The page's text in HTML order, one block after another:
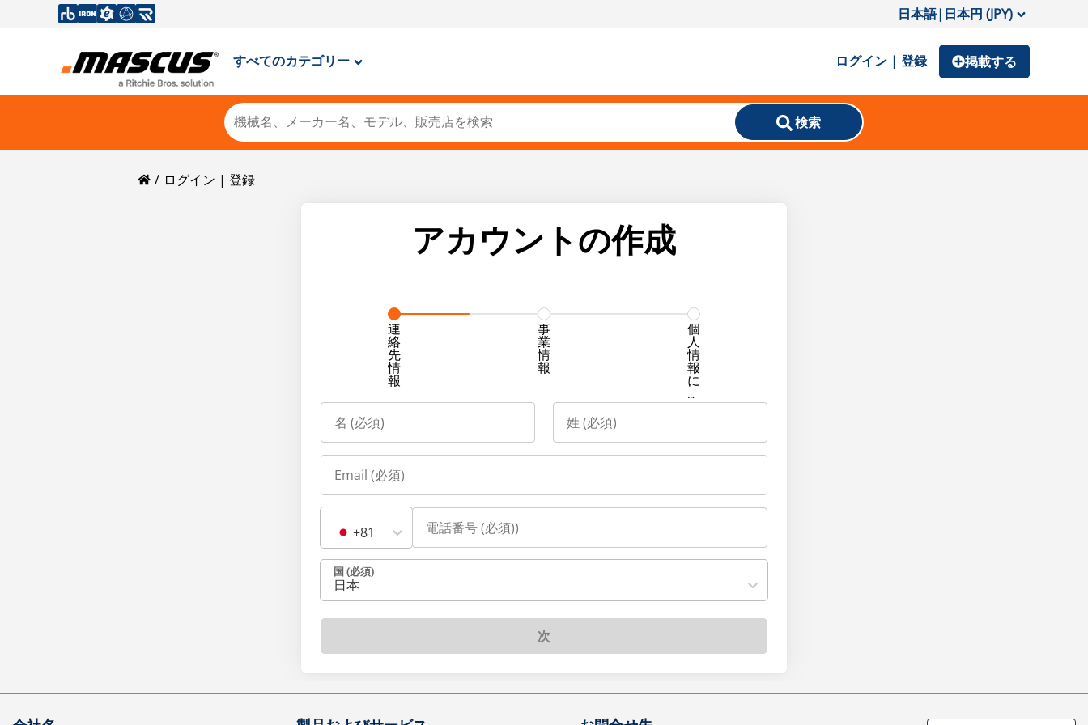
日本語| 日本円 (JPY)
すべてのカテゴリー ログイン | 登録 掲載する
検索
ログイン | 登録
アカウントの作成
1
連
絡
先
情
報
1
事
業
情
報
1
個
人
情
報
に
関
針
と
+81
国 (必須)
日本
次